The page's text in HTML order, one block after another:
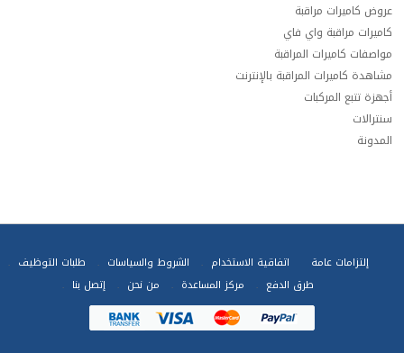
عروض كاميرات مراقبة
كاميرات مراقبة واي فاي
مواصفات كاميرات المراقبة
مشاهدة كاميرات المراقبة بالإنترنت
أجهزة تتبع المركبات
سنترالات
المدونة
إلتزامات عامة اتفاقية الاستخدام الشروط والسياسات
طلبات التوظيف
طرق الدفع
مركز المساعدة من نحن إتصل بنا